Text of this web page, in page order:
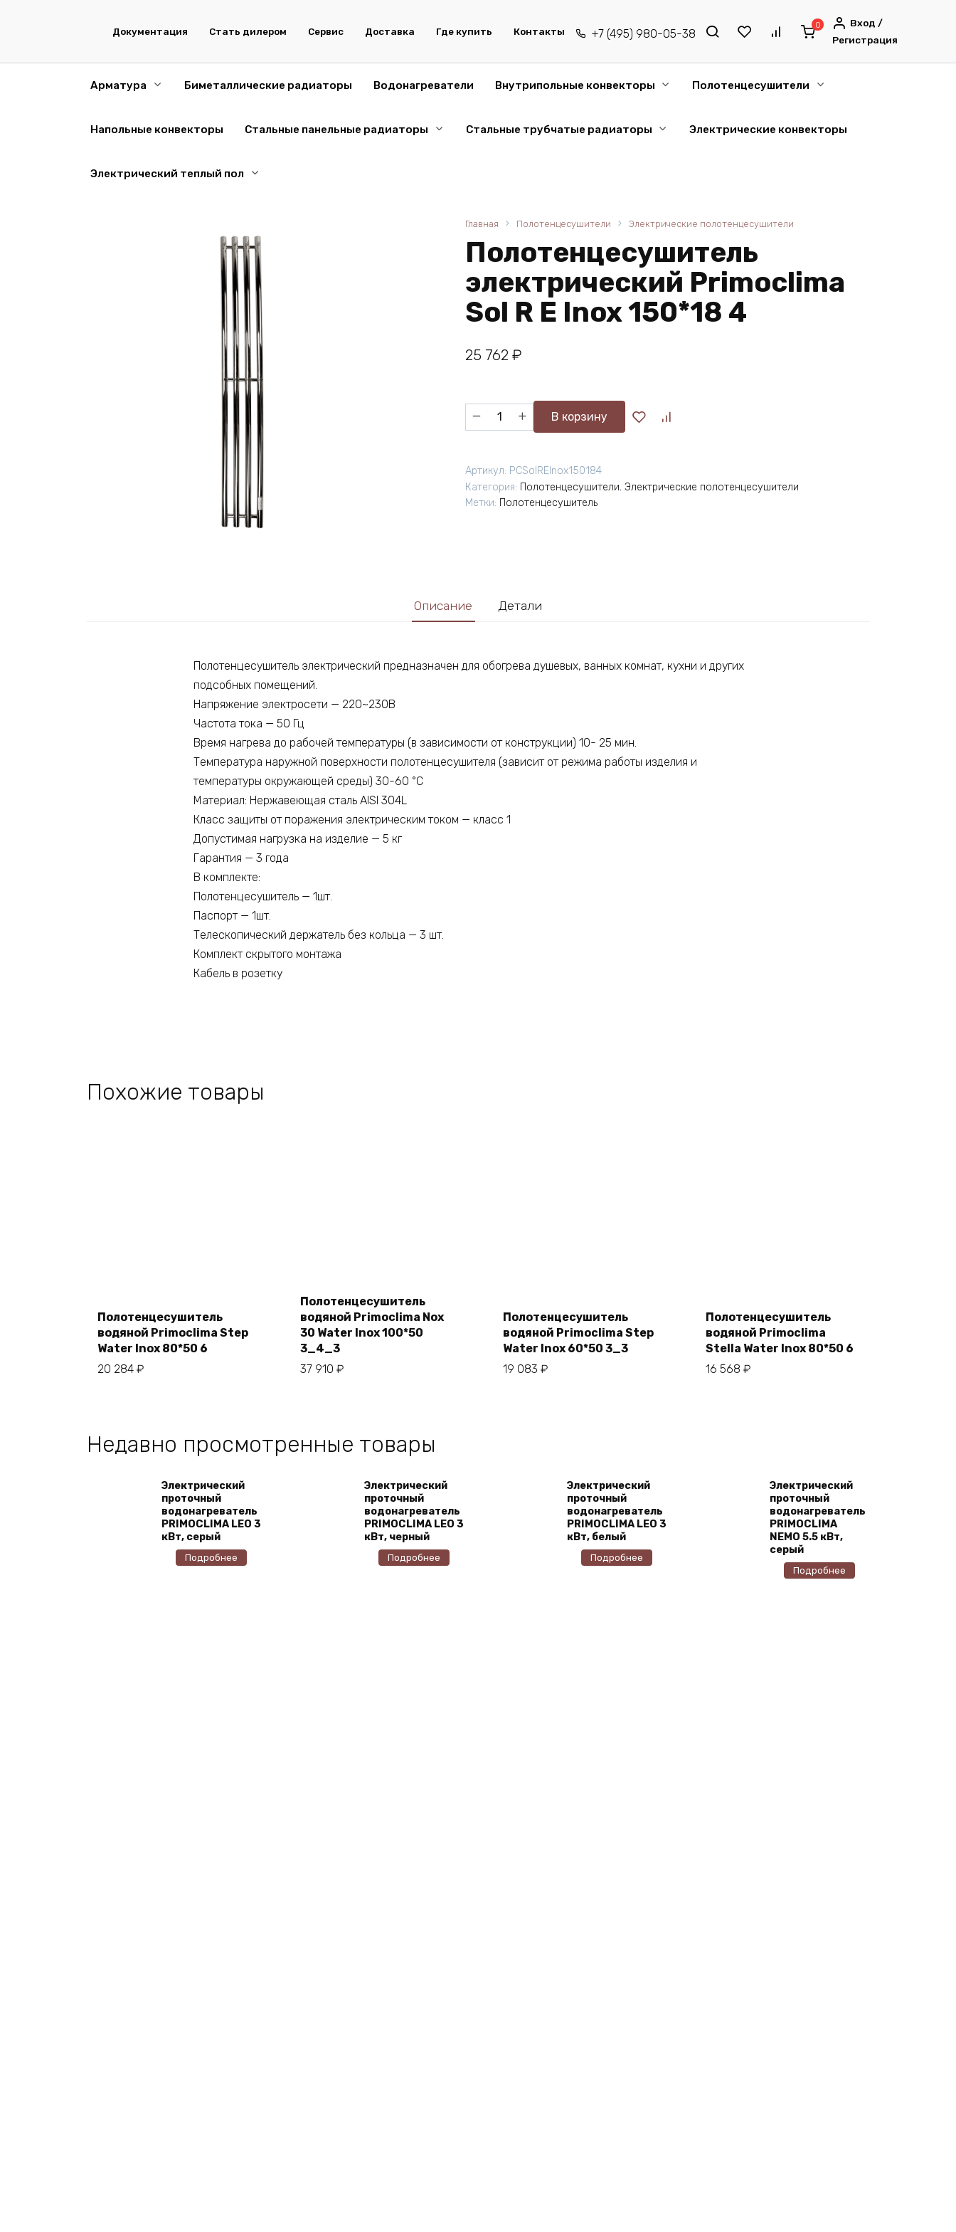
Документация Стать дилером Сервис Доставка Где купить Контакты +7 (495) 980-05-38
0
Вход /
Регистрация
Арматура Биметаллические радиаторы Водонагреватели Внутрипольные конвекторы Полотенцесушители
Напольные конвекторы Стальные панельные радиаторы Стальные трубчатые радиаторы Электрические конвекторы
Электрический теплый пол
Главная Полотенцесушители Электрические полотенцесушители
Полотенцесушитель
электрический Primoclima
Sol R E Inox 150*18 4
25 762 ₽
Количество
товара
Primoclima
Sol
В корзину
Артикул: PCSolREInox150184
Категория: Полотенцесушители, Электрические полотенцесушители
Метки: Полотенцесушитель
Описание Детали
Полотенцесушитель электрический предназначен для обогрева душевых, ванных комнат, кухни и других
подсобных помещений.
Напряжение электросети — 220~230В
Частота тока — 50 Гц
Время нагрева до рабочей температуры (в зависимости от конструкции) 10- 25 мин.
Температура наружной поверхности полотенцесушителя (зависит от режима работы изделия и
температуры окружающей среды) 30-60 °С
Материал: Нержавеющая сталь AISI 304L
Класс защиты от поражения электрическим током — класс 1
Допустимая нагрузка на изделие — 5 кг
Гарантия — 3 года
В комплекте:
Полотенцесушитель — 1шт.
Паспорт — 1шт.
Телескопический держатель без кольца — 3 шт.
Комплект скрытого монтажа
Кабель в розетку
Похожие товары
В корзину
Полотенцесушитель
водяной Primoclima Step
Water Inox 80*50 6
20 284 ₽
В корзину
Полотенцесушитель
водяной Primoclima Nox
30 Water Inox 100*50
3_4_3
37 910 ₽
В корзину
Полотенцесушитель
водяной Primoclima Step
Water Inox 60*50 3_3
19 083 ₽
В корзину
Полотенцесушитель
водяной Primoclima
Stella Water Inox 80*50 6
16 568 ₽
Недавно просмотренные товары
Электрический
проточный
водонагреватель
PRIMOCLIMA LEO 3
кВт, серый
Подробнее
Электрический
проточный
водонагреватель
PRIMOCLIMA LEO 3
кВт, черный
Подробнее
Электрический
проточный
водонагреватель
PRIMOCLIMA LEO 3
кВт, белый
Подробнее
Электрический
проточный
водонагреватель
PRIMOCLIMA
NEMO 5.5 кВт,
серый
Подробнее